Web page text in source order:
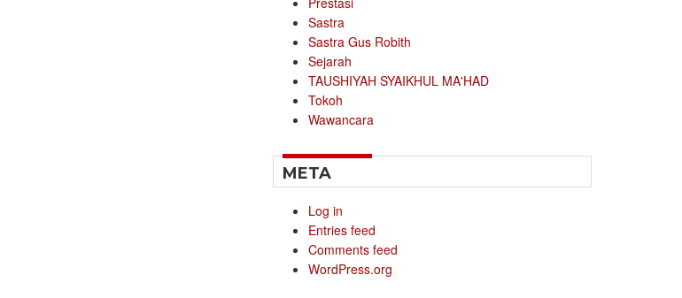
Sastra
Sastra Gus Robith
Sejarah
TAUSHIYAH SYAIKHUL MA'HAD
Tokoh
Wawancara
META
Log in
Entries feed
Comments feed
WordPress.org